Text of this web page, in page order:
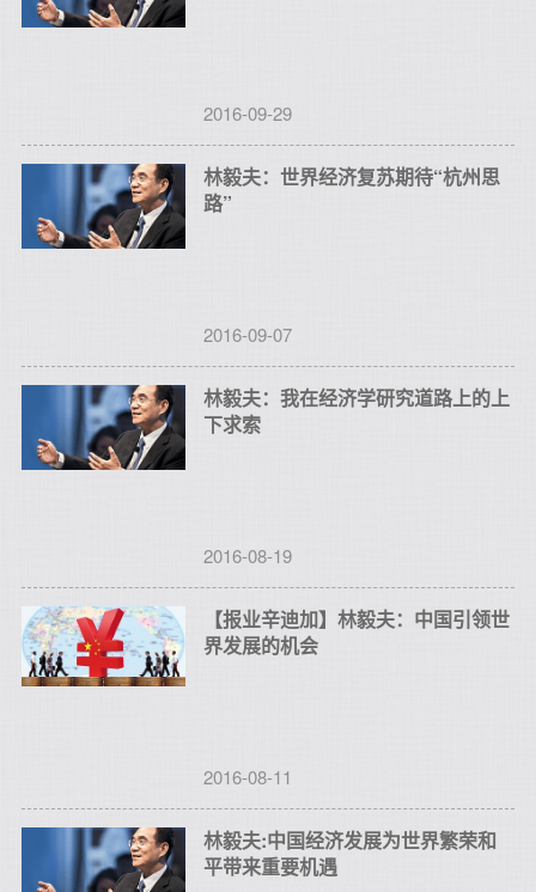
2016-09-29
林毅夫：世界经济复苏期待“杭州思
路”
2016-09-07
林毅夫：我在经济学研究道路上的上
下求索
2016-08-19
【报业辛迪加】林毅夫：中国引领世
界发展的机会
2016-08-11
林毅夫:中国经济发展为世界繁荣和
平带来重要机遇